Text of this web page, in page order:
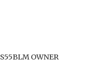
OWNER